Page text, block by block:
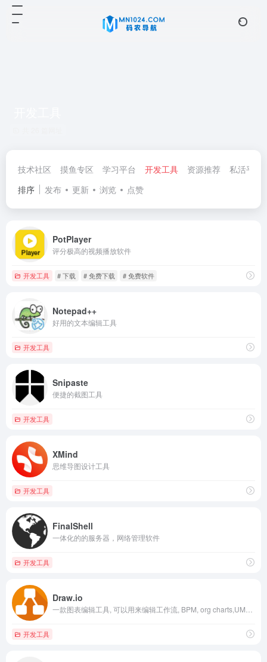
技术社区 摸鱼专区 学习平台 开发工具 资源推荐
私活平台
排序
发布 更新 浏览 点赞
PotPlayer
评分极高的视频播放软件
开发工具 # 下载 # 免费下载 # 免费软件
Notepad++
好用的文本编辑工具
开发工具
Snipaste
便捷的截图工具
开发工具
XMind
思维导图设计工具
开发工具
FinalShell
一体化的的服务器，网络管理软件
开发工具
Draw.io
开发工具